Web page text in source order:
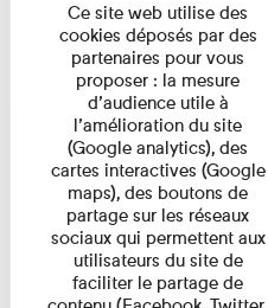
Ce site web utilise des
cookies déposés par des
partenaires pour vous
proposer : la mesure
d’audience utile à
l’amélioration du site
(Google analytics), des
cartes interactives (Google
maps), des boutons de
partage sur les réseaux
sociaux qui permettent aux
utilisateurs du site de
faciliter le partage de